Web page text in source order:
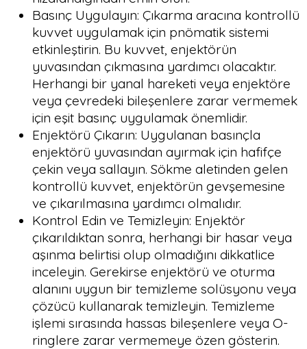
Basınç Uygulayın: Çıkarma aracına kontrollü
kuvvet uygulamak için pnömatik sistemi
etkinleştirin. Bu kuvvet, enjektörün
yuvasından çıkmasına yardımcı olacaktır.
Herhangi bir yanal hareketi veya enjektöre
veya çevredeki bileşenlere zarar vermemek
için eşit basınç uygulamak önemlidir.
Enjektörü Çıkarın: Uygulanan basınçla
enjektörü yuvasından ayırmak için hafifçe
çekin veya sallayın. Sökme aletinden gelen
kontrollü kuvvet, enjektörün gevşemesine
ve çıkarılmasına yardımcı olmalıdır.
Kontrol Edin ve Temizleyin: Enjektör
çıkarıldıktan sonra, herhangi bir hasar veya
aşınma belirtisi olup olmadığını dikkatlice
inceleyin. Gerekirse enjektörü ve oturma
alanını uygun bir temizleme solüsyonu veya
çözücü kullanarak temizleyin. Temizleme
işlemi sırasında hassas bileşenlere veya O-
ringlere zarar vermemeye özen gösterin.